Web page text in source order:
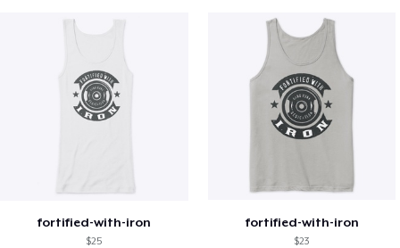
fortified-with-iron
$25
fortified-with-iron
$23